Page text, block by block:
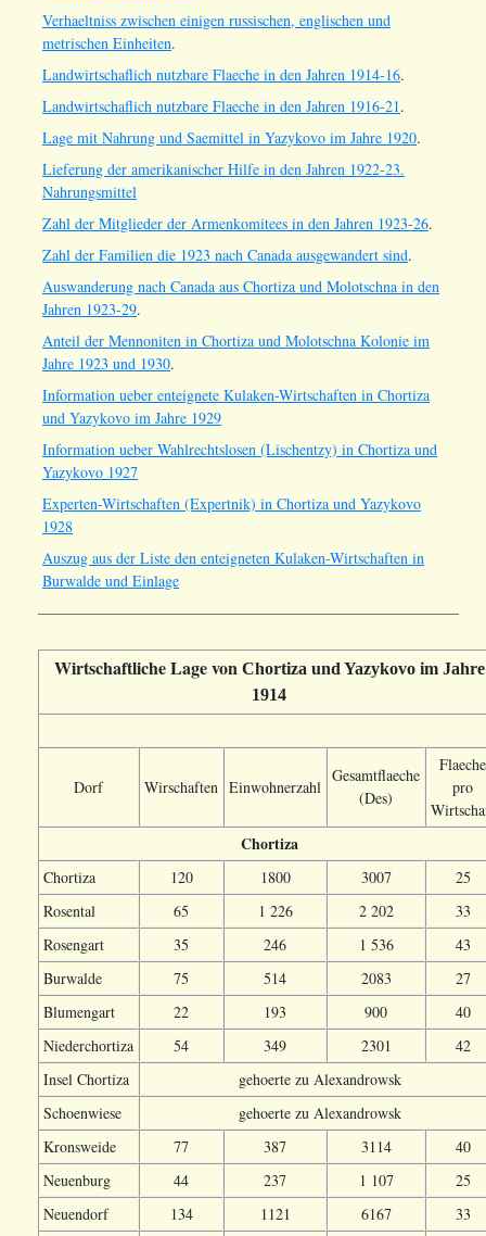
Verhaeltniss zwischen einigen russischen, englischen und
metrischen Einheiten.
Landwirtschaflich nutzbare Flaeche in den Jahren 1914-16.
Landwirtschaflich nutzbare Flaeche in den Jahren 1916-21.
Lage mit Nahrung und Saemittel in Yazykovo im Jahre 1920.
Lieferung der amerikanischer Hilfe in den Jahren 1922-23.
Nahrungsmittel
Zahl der Mitglieder der Armenkomitees in den Jahren 1923-26.
Zahl der Familien die 1923 nach Canada ausgewandert sind.
Auswanderung nach Canada aus Chortiza und Molotschna in den
Jahren 1923-29.
Anteil der Mennoniten in Chortiza und Molotschna Kolonie im
Jahre 1923 und 1930.
Information ueber enteignete Kulaken-Wirtschaften in Chortiza
und Yazykovo im Jahre 1929
Information ueber Wahlrechtslosen (Lischentzy) in Chortiza und
Yazykovo 1927
Experten-Wirtschaften (Expertnik) in Chortiza und Yazykovo
1928
Auszug aus der Liste den enteigneten Kulaken-Wirtschaften in
Burwalde und Einlage
Wirtschaftliche Lage von Chortiza und Yazykovo im Jahre
1914
Dorf Wirschaften Einwohnerzahl
Gesamtflaeche
(Des)
Flaeche
pro
Chortiza
Chortiza 120 1800 3007
25
Rosental
65 1 226 2 202
33
Rosengart
35 246 1 536
43
Burwalde
75 514 2083
27
Blumengart
22 193 900
40
Niederchortiza
54 349 2301
42
Insel Chortiza
gehoerte zu Alexandrowsk
Schoenwiese
gehoerte zu Alexandrowsk
Kronsweide
77 387 3114
40
Neuenburg
44 237 1 107
25
Neuendorf
134 1121 6167
33